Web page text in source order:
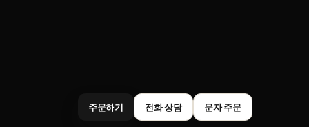
주문하기 전화 상담 문자 주문